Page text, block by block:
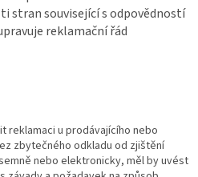
stran související s odpovědností
reklamační řád
reklamaci u prodávajícího nebo
zbytečného odkladu od zjištění
nebo elektronicky, měl by uvést